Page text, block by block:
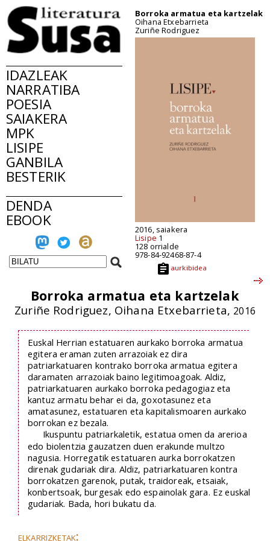
IDAZLEAK
NARRATIBA
POESIA
SAIAKERA
MPK
LISIPE
GANBILA
BESTERIK
DENDA
EBOOK
Borroka armatua eta kartzelak
Oihana Etxebarrieta
Zuriñe Rodriguez
2016, saiakera
Lisipe 1
128 orrialde
978-84-92468-87-4
aurkibidea
Borroka armatua eta kartzelak
Zuriñe Rodriguez, Oihana Etxebarrieta, 2016
Euskal Herrian estatuaren aurkako borroka armatua
egitera eraman zuten arrazoiak ez dira
patriarkatuaren kontrako borroka armatua egitera
daramaten arrazoiak baino legitimoagoak. Aldiz,
patriarkatuaren aurkako borroka pedagogiaz eta
kantuz armatu behar ei da, goxotasunez eta
amatasunez, estatuaren eta kapitalismoaren aurkako
borrokan ez bezala.
Ikuspuntu patriarkaletik, estatua omen da arerioa
edo biolentzia gauzatzen duen erakunde multzo
nagusia. Horregatik estatuaren aurka borrokatzen
direnak gudariak dira. Aldiz, patriarkatuaren kontra
borrokatzen garenok, putak, traidoreak, etsaiak,
konbertsoak, burgesak edo espainolak gara. Ez euskal
gudariak. Bada, hori bukatu da.
elkarrizketak: